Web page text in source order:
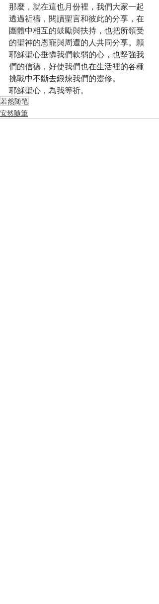
那麼，就在這也月份裡，我們大家一起
透過祈禱，閱讀聖言和彼此的分享，在
團體中相互的鼓勵與扶持，也把所領受
的聖神的恩寵與周遭的人共同分享。願
耶穌聖心垂憐我們軟弱的心，也堅強我
們的信德，好使我們也在生活裡的各種
挑戰中不斷去鍛煉我們的靈修。
耶穌聖心，為我等祈。
若然随笔
安然隨筆